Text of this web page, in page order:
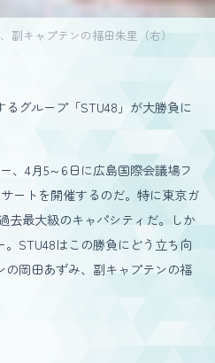
副キャプテンの福田朱里（右）
グループ「STU48」が大勝負に
、4月5～6日に広島国際会議場フ
ートを開催するのだ。特に東京ガ
去最大級のキャパシティだ。しか
STU48はこの勝負にどう立ち向
岡田あずみ、副キャプテンの福